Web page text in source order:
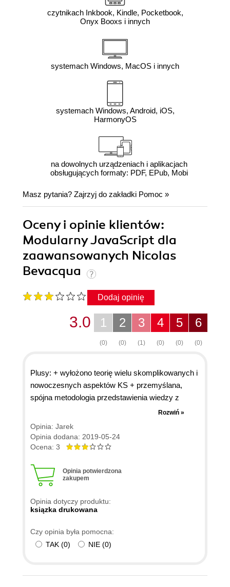
czytnikach Inkbook, Kindle, Pocketbook,
Onyx Booxs i innych
systemach Windows, MacOS i innych
systemach Windows, Android, iOS,
HarmonyOS
na dowolnych urządzeniach i aplikacjach
obsługujących formaty: PDF, EPub, Mobi
Masz pytania? Zajrzyj do zakładki Pomoc »
Oceny i opinie klientów:
Modularny JavaScript dla
zaawansowanych Nicolas
Bevacqua
Dodaj opinię
6
(0)
5
(0)
4
(0)
3
(1)
2
(0)
1
(0)
3.0
Plusy: + wyłożono teorię wielu skomplikowanych i
nowoczesnych aspektów KS + przemyślana,
spójna metodologia przedstawienia wiedzy z
zakresu modularności Minusy: - mało przykładów
praktycznych, a te które są przedstawione są w
sposób mało czytelny - tematy rozpoczęte w
tłumaczeniu, ale brak tego zakończenia,
pełny sposób konstrukcji biblioteki JS biorąc pod
uwagę modularność JS. Choć ostatecznie można
przedstawione w sposób trochę mało czytelny.
Rozwiń »
Opinia: Jarek
Opinia dodana: 2019-05-24
Ocena: 3
Opinia potwierdzona
zakupem
Opinia dotyczy produktu:
ksiązka drukowana
Czy opinia była pomocna:
TAK (0) NIE (0)